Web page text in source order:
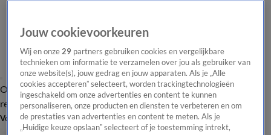
Overzicht Laatste nieuws Regionieuws Het beste van Hart
Tip de
redactie
Volg Hart van Nederland
Jouw cookievoorkeuren
Wij en onze29 partners gebruiken cookies en vergelijkbare
technieken om informatie te verzamelen over jou als gebruiker van
onze website(s), jouw gedrag en jouw apparaten. Als je „Alle
cookies accepteren” selecteert, worden trackingtechnologieën
ingeschakeld om onze advertenties en content te kunnen
personaliseren, onze producten en diensten te verbeteren en om
de prestaties van advertenties en content te meten. Als je
„Huidige keuze opslaan” selecteert of je toestemming intrekt,